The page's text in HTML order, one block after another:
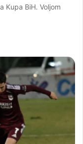
Kupa BiH. Voljom